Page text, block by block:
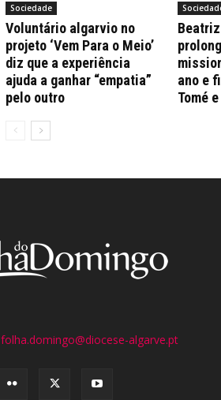
Sociedade
Voluntário algarvio no
projeto ‘Vem Para o Meio’
diz que a experiência
ajuda a ganhar “empatia”
pelo outro
ano e
Tomé
folha.domingo@diocese-algarve.pt